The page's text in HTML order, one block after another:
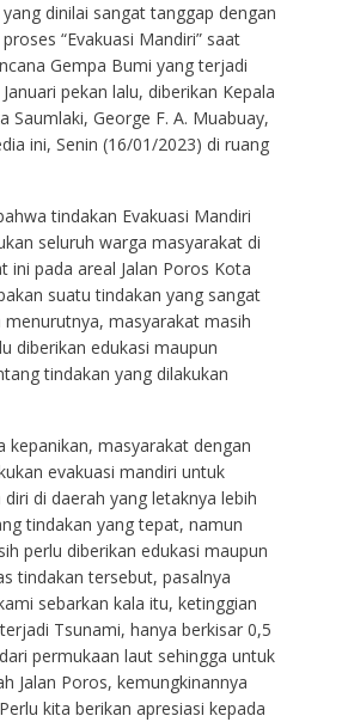
dinilai sangat tanggap dengan
“Evakuasi Mandiri” saat
Gempa Bumi yang terjadi
pekan lalu, diberikan Kepala
Saumlaki, George F. A. Muabuay,
ini, Senin (16/01/2023) di ruang
tindakan Evakuasi Mandiri
seluruh warga masyarakat di
ini pada areal Jalan Poros Kota
suatu tindakan yang sangat
masyarakat masih
diberikan edukasi maupun
tindakan yang dilakukan
kepanikan, masyarakat dengan
evakuasi mandiri untuk
di daerah yang letaknya lebih
tindakan yang tepat, namun
perlu diberikan edukasi maupun
tindakan tersebut, pasalnya
sebarkan kala itu, ketinggian
Tsunami, hanya berkisar 0,5
permukaan laut sehingga untuk
Jalan Poros, kemungkinannya
kita berikan apresiasi kepada